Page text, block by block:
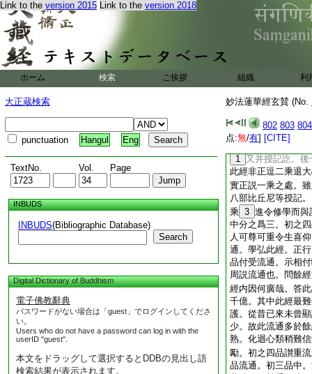
Link to the version 2015 Link to the version 2018
ホーム 検索 ご挨拶 組織 利
大正蔵検索
punctuation Hangul Eng
TextNo. Vol. Page
INBUDS
INBUDS(Bibliographic Database)
Search
Digital Dictionary of Buddhism
電子佛教辭典
パスワードがない場合は「guest」でログインしてくださ
い。
Users who do not have a password can log in with the
userID "guest".
本文をドラッグして選択するとDDBの見出し語
検索結果が表示されます。
妙法蓮華經玄賛 (No.
802 803 804
点:無/有] [CITE]
本者皆點本也以朱
爲相違也
◎ 19
有三。一者上來最
八品名爲正宗。前
唯説一乘。此品又
即以一乘正爲經宗
1
又并授記訖。
此經非正逗二乘退
實正説一乘之處。
八部比丘尼等授記
乘 3 進令修學而與
中分之爲三。初之
人可尊可重令生喜
通。學弘此經。正
品付受流通。示相
周説流通也。問餘
經内因何廣哉。答
千億。其中此經最
護。從昔已來未曾
少。故此流通多於
熟。化迴心類稍難
勵。初之四品讃重
品流通。初三品中